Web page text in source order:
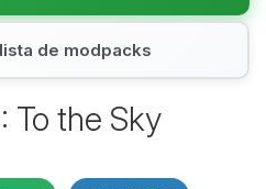
de modpacks
To the Sky